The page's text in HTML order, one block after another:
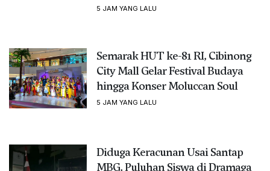
5 JAM YANG LALU
Semarak HUT ke-81 RI, Cibinong
City Mall Gelar Festival Budaya
hingga Konser Moluccan Soul
5 JAM YANG LALU
Diduga Keracunan Usai Santap
MBG, Puluhan Siswa di Dramaga